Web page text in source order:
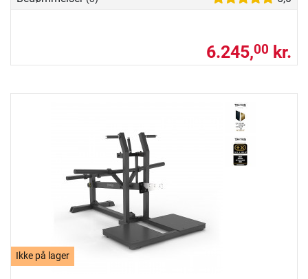
6.245,00 kr.
Ikke på lager